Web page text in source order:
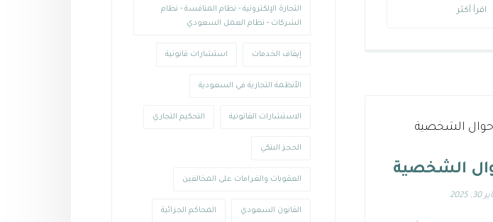
اقرأ أكثر
الشخصية
30, 2025
التجارة الإلكترونية - نظام المنافسة - نظام
الشركات - نظام العمل السعودي
إيقاف الخدمات استشارات قانونية
الأنظمة التجارية في السعودية
الاستشارات القانونية التحكيم التجاري
الحجز البنكي
العقوبات والغرامات على المخالفين
القانون السعودي المحاكم الجزائية